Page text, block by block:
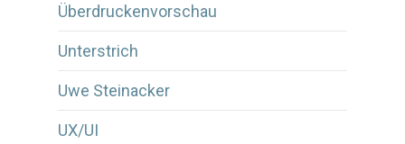
Überdruckenvorschau
Unterstrich
Uwe Steinacker
UX/UI